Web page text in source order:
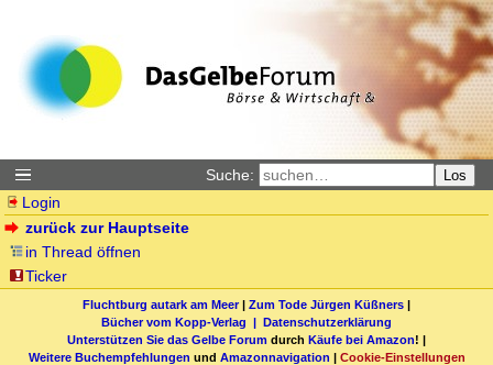
Suche: Los
Login
zurück zur Hauptseite
in Thread öffnen
Ticker
Fluchtburg autark am Meer| Zum Tode Jürgen Küßners |
Bücher vom Kopp-Verlag | Datenschutzerklärung
Unterstützen Sie das Gelbe Forum durch Käufe bei Amazon! |
Weitere Buchempfehlungen und Amazonnavigation | Cookie-Einstellungen